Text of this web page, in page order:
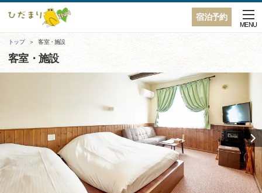
宿泊予約
MENU
トップ 客室・施設
客室・施設